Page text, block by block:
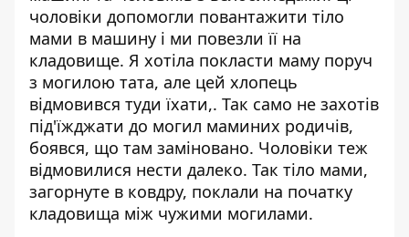
чоловіки допомогли повантажити тіло
мами в машину і ми повезли її на
кладовище. Я хотіла покласти маму поруч
з могилою тата, але цей хлопець
відмовився туди їхати,. Так само не захотів
під'їжджати до могил маминих родичів,
боявся, що там заміновано. Чоловіки теж
відмовилися нести далеко. Так тіло мами,
загорнуте в ковдру, поклали на початку
кладовища між чужими могилами.